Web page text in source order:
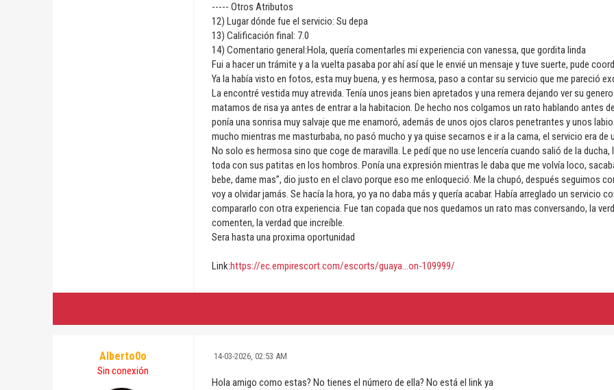
----- Otros Atributos
12) Lugar dónde fue el servicio: Su depa
13) Calificación final: 7.0
14) Comentario general:Hola, quería comentarles mi experiencia con vanessa, que gordita linda
Fui a hacer un trámite y a la vuelta pasaba por ahí así que le envié un mensaje y tuve suerte, pude
Ya la había visto en fotos, esta muy buena, y es hermosa, paso a contar su servicio que me pareció
La encontré vestida muy atrevida. Tenía unos jeans bien apretados y una remera dejando ver su
matamos de risa ya antes de entrar a la habitacion. De hecho nos colgamos un rato hablando antes
ponía una sonrisa muy salvaje que me enamoró, además de unos ojos claros penetrantes y unos
mucho mientras me masturbaba, no pasó mucho y ya quise secarnos e ir a la cama, el servicio era de
No solo es hermosa sino que coge de maravilla. Le pedí que no use lencería cuando salió de la
toda con sus patitas en los hombros. Ponía una expresión mientras le daba que me volvía loco,
bebe, dame mas”, dio justo en el clavo porque eso me enloqueció. Me la chupó, después seguimos
voy a olvidar jamás. Se hacía la hora, yo ya no daba más y quería acabar. Había arreglado un servicio
compararlo con otra experiencia. Fue tan copada que nos quedamos un rato mas conversando, la
comenten, la verdad que increíble.
Sera hasta una proxima oportunidad
Link:https://ec.empirescort.com/escorts/guaya...on-109999/
Alberto0o
Sin conexión
14-03-2026, 02:53 AM
Hola amigo como estas? No tienes el número de ella? No está el link ya